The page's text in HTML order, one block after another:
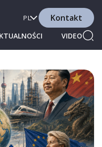
VIDEO
PL Kontakt